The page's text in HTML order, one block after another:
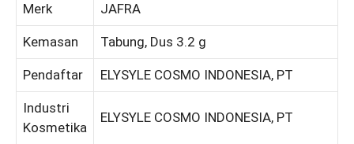
Merk JAFRA
Kemasan Tabung, Dus 3.2 g
Pendaftar ELYSYLE COSMO INDONESIA, PT
Industri
Kosmetika
ELYSYLE COSMO INDONESIA, PT